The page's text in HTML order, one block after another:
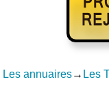
Les annuaires→ Les